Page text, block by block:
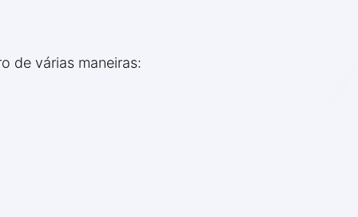
de várias maneiras: